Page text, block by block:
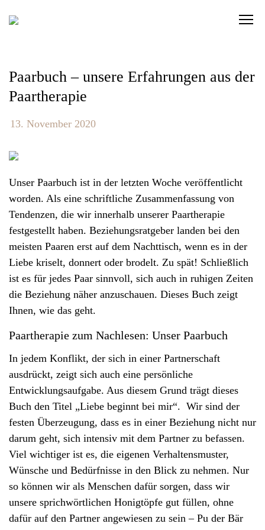
C
c
w
n
a
v
Paarbuch – unsere Erfahrungen aus der
Paartherapie
13. November 2020
Unser Paarbuch ist in der letzten Woche veröffentlicht
worden. Als eine schriftliche Zusammenfassung von
Tendenzen, die wir innerhalb unserer Paartherapie
festgestellt haben. Beziehungsratgeber landen bei den
meisten Paaren erst auf dem Nachttisch, wenn es in der
Liebe kriselt, donnert oder brodelt. Zu spät! Schließlich
ist es für jedes Paar sinnvoll, sich auch in ruhigen Zeiten
die Beziehung näher anzuschauen. Dieses Buch zeigt
Ihnen, wie das geht.
Paartherapie zum Nachlesen: Unser Paarbuch
In jedem Konflikt, der sich in einer Partnerschaft
ausdrückt, zeigt sich auch eine persönliche
Entwicklungsaufgabe. Aus diesem Grund trägt dieses
Buch den Titel „Liebe beginnt bei mir“. Wir sind der
festen Überzeugung, dass es in einer Beziehung nicht nur
darum geht, sich intensiv mit dem Partner zu befassen.
Viel wichtiger ist es, die eigenen Verhaltensmuster,
Wünsche und Bedürfnisse in den Blick zu nehmen. Nur
so können wir als Menschen dafür sorgen, dass wir
unsere sprichwörtlichen Honigtöpfe gut füllen, ohne
dafür auf den Partner angewiesen zu sein – Pu der Bär